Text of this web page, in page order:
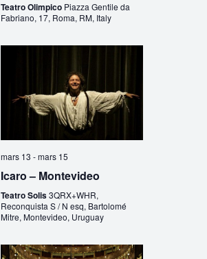
Teatro Olimpico Piazza Gentile da
Fabriano, 17, Roma, RM, Italy
mars 13 -mars 15
Icaro – Montevideo
Teatro Solis3QRX+WHR,
Reconquista S / N esq, Bartolomé
Mitre, Montevideo, Uruguay